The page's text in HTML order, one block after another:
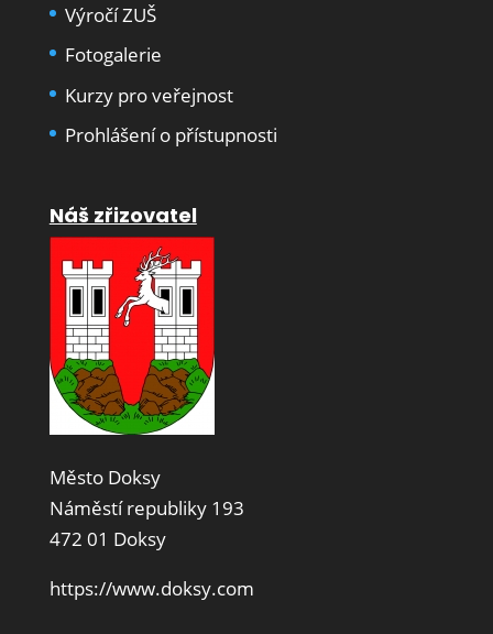
Výročí ZUŠ
Fotogalerie
Kurzy pro veřejnost
Prohlášení o přístupnosti
Náš zřizovatel
Město Doksy
Náměstí republiky 193
472 01 Doksy
https://www.doksy.com